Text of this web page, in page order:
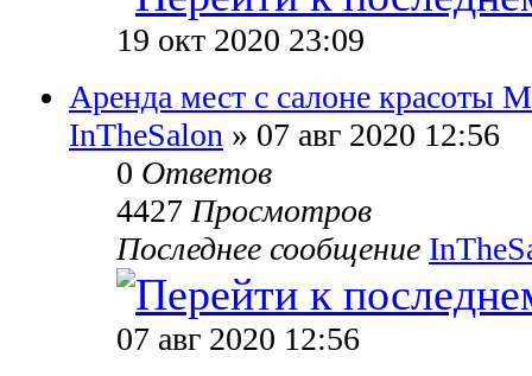
19 окт 2020 23:09
Аренда мест с салоне красоты
InTheSalon » 07 авг 2020 12:56
0 Ответов
4427Просмотров
Последнее сообщение
07 авг 2020 12:56